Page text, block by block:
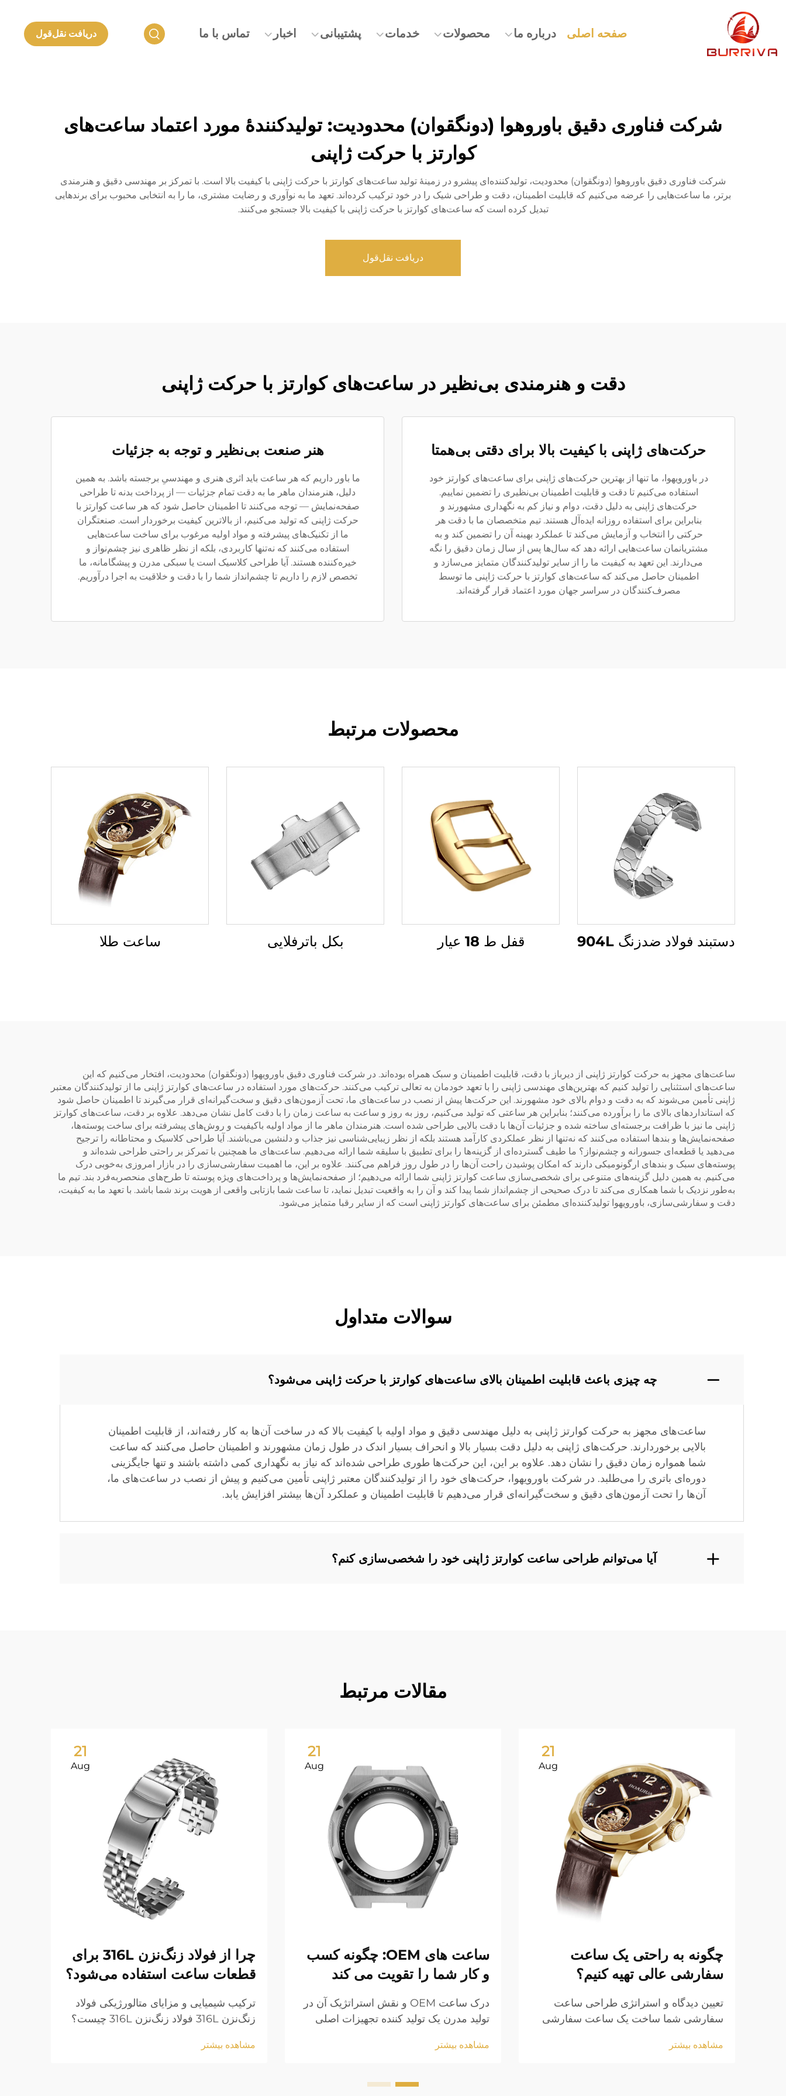
صفحه اصلی درباره ما محصولات خدمات پشتیبانی اخبار تماس با ما دریافت نقل‌قول
شرکت فناوری دقیق باوروهوا (دونگقوان) محدودیت: تولیدکنندهٔ مورد اعتماد ساعت‌های
کوارتز با حرکت ژاپنی
شرکت فناوری دقیق باوروهوا (دونگقوان) محدودیت، تولیدکننده‌ای پیشرو در زمینهٔ تولید ساعت‌های کوارتز با حرکت ژاپنی با کیفیت بالا است. با تمرکز بر مهندسی دقیق و هنرمندی
برتر، ما ساعت‌هایی را عرضه می‌کنیم که قابلیت اطمینان، دقت و طراحی شیک را در خود ترکیب کرده‌اند. تعهد ما به نوآوری و رضایت مشتری، ما را به انتخابی محبوب برای برندهایی
تبدیل کرده است که ساعت‌های کوارتز با حرکت ژاپنی با کیفیت بالا جستجو می‌کنند.
دریافت نقل‌قول
دقت و هنرمندی بی‌نظیر در ساعت‌های کوارتز با حرکت ژاپنی
حرکت‌های ژاپنی با کیفیت بالا برای دقتی بی‌همتا
در باورویهوا، ما تنها از بهترین حرکت‌های ژاپنی برای ساعت‌های کوارتز خود
استفاده می‌کنیم تا دقت و قابلیت اطمینان بی‌نظیری را تضمین نماییم.
حرکت‌های ژاپنی به دلیل دقت، دوام و نیاز کم به نگهداری مشهورند و
بنابراین برای استفاده روزانه ایده‌آل هستند. تیم متخصصان ما با دقت هر
حرکتی را انتخاب و آزمایش می‌کند تا عملکرد بهینه آن را تضمین کند و به
مشتریانمان ساعت‌هایی ارائه دهد که سال‌ها پس از سال زمان دقیق را نگه
می‌دارند. این تعهد به کیفیت ما را از سایر تولیدکنندگان متمایز می‌سازد و
اطمینان حاصل می‌کند که ساعت‌های کوارتز با حرکت ژاپنی ما توسط
مصرف‌کنندگان در سراسر جهان مورد اعتماد قرار گرفته‌اند.
هنر صنعت بی‌نظیر و توجه به جزئیات
ما باور داریم که هر ساعت باید اثری هنری و مهندسیِ برجسته باشد. به همین
دلیل، هنرمندان ماهر ما به دقت تمام جزئیات — از پرداخت بدنه تا طراحی
صفحه‌نمایش — توجه می‌کنند تا اطمینان حاصل شود که هر ساعت کوارتز با
حرکت ژاپنی که تولید می‌کنیم، از بالاترین کیفیت برخوردار است. صنعتگران
ما از تکنیک‌های پیشرفته و مواد اولیه مرغوب برای ساخت ساعت‌هایی
استفاده می‌کنند که نه‌تنها کاربردی، بلکه از نظر ظاهری نیز چشم‌نواز و
خیره‌کننده هستند. آیا طراحی کلاسیک است یا سبکی مدرن و پیشگامانه، ما
تخصص لازم را داریم تا چشم‌انداز شما را با دقت و خلاقیت به اجرا درآوریم.
محصولات مرتبط
دستبند فولاد ضدزنگ 904L قفل ط 18 عیار بکل باترفلایی ساعت طلا
ساعت‌های مجهز به حرکت کوارتز ژاپنی از دیرباز با دقت، قابلیت اطمینان و سبک همراه بوده‌اند. در شرکت فناوری دقیق باورویهوا (دونگقوان) محدودیت، افتخار می‌کنیم که این
ساعت‌های استثنایی را تولید کنیم که بهترین‌های مهندسی ژاپنی را با تعهد خودمان به تعالی ترکیب می‌کنند. حرکت‌های مورد استفاده در ساعت‌های کوارتز ژاپنی ما از تولیدکنندگان معتبر
ژاپنی تأمین می‌شوند که به دقت و دوام بالای خود مشهورند. این حرکت‌ها پیش از نصب در ساعت‌های ما، تحت آزمون‌های دقیق و سخت‌گیرانه‌ای قرار می‌گیرند تا اطمینان حاصل شود
که استانداردهای بالای ما را برآورده می‌کنند؛ بنابراین هر ساعتی که تولید می‌کنیم، روز به روز و ساعت به ساعت زمان را با دقت کامل نشان می‌دهد. علاوه بر دقت، ساعت‌های کوارتز
ژاپنی ما نیز با ظرافت برجسته‌ای ساخته شده و جزئیات آن‌ها با دقت بالایی طراحی شده است. هنرمندان ماهر ما از مواد اولیه باکیفیت و روش‌های پیشرفته برای ساخت پوسته‌ها،
صفحه‌نمایش‌ها و بند‌ها استفاده می‌کنند که نه‌تنها از نظر عملکردی کارآمد هستند بلکه از نظر زیبایی‌شناسی نیز جذاب و دلنشین می‌باشند. آیا طراحی کلاسیک و محتاطانه را ترجیح
می‌دهید یا قطعه‌ای جسورانه و چشم‌نواز؟ ما طیف گسترده‌ای از گزینه‌ها را برای تطبیق با سلیقه شما ارائه می‌دهیم. ساعت‌های ما همچنین با تمرکز بر راحتی طراحی شده‌اند و
پوسته‌های سبک و بند‌های ارگونومیکی دارند که امکان پوشیدن راحت آن‌ها را در طول روز فراهم می‌کنند. علاوه بر این، ما اهمیت سفارشی‌سازی را در بازار امروزی به‌خوبی درک
می‌کنیم. به همین دلیل گزینه‌های متنوعی برای شخصی‌سازی ساعت کوارتز ژاپنی شما ارائه می‌دهیم؛ از صفحه‌نمایش‌ها و پرداخت‌های ویژه پوسته تا طرح‌های منحصر‌به‌فرد بند. تیم ما
به‌طور نزدیک با شما همکاری می‌کند تا درک صحیحی از چشم‌انداز شما پیدا کند و آن را به واقعیت تبدیل نماید، تا ساعت شما بازتابی واقعی از هویت برند شما باشد. با تعهد ما به کیفیت،
دقت و سفارشی‌سازی، باورویهوا تولیدکننده‌ای مطمئن برای ساعت‌های کوارتز ژاپنی است که از سایر رقبا متمایز می‌شود.
سوالات متداول
چه چیزی باعث قابلیت اطمینان بالای ساعت‌های کوارتز با حرکت ژاپنی می‌شود؟
ساعت‌های مجهز به حرکت کوارتز ژاپنی به دلیل مهندسی دقیق و مواد اولیه با کیفیت بالا که در ساخت آن‌ها به کار رفته‌اند، از قابلیت اطمینان
بالایی برخوردارند. حرکت‌های ژاپنی به دلیل دقت بسیار بالا و انحراف بسیار اندک در طول زمان مشهورند و اطمینان حاصل می‌کنند که ساعت
شما همواره زمان دقیق را نشان دهد. علاوه بر این، این حرکت‌ها طوری طراحی شده‌اند که نیاز به نگهداری کمی داشته باشند و تنها جایگزینی
دوره‌ای باتری را می‌طلبد. در شرکت باورویهوا، حرکت‌های خود را از تولیدکنندگان معتبر ژاپنی تأمین می‌کنیم و پیش از نصب در ساعت‌های ما،
آن‌ها را تحت آزمون‌های دقیق و سخت‌گیرانه‌ای قرار می‌دهیم تا قابلیت اطمینان و عملکرد آن‌ها بیشتر افزایش یابد.
آیا می‌توانم طراحی ساعت کوارتز ژاپنی خود را شخصی‌سازی کنم؟
مقالات مرتبط
21
Aug
چگونه به راحتی یک ساعت
سفارشی عالی تهیه کنیم؟
تعیین دیدگاه و استراتژی طراحی ساعت
سفارشی شما ساخت یک ساعت سفارشی
اهداف زیبایی خود را با الزامات عملکردی
مشاهده بیشتر
21
Aug
ساعت های OEM: چگونه کسب
و کار شما را تقویت می کند
درک ساعت OEM و نقش استراتژیک آن در
تولید مدرن یک تولید کننده تجهیزات اصلی
استفاده از لوگو خود را می فروشند...
مشاهده بیشتر
21
Aug
چرا از فولاد زنگ‌نزن 316L برای
قطعات ساعت استفاده می‌شود؟
ترکیب شیمیایی و مزایای متالورژیکی فولاد
زنگ‌نزن 316L فولاد زنگ‌نزن 316L چیست؟
جزء خانواده آستنیتی است و عمدتاً از آهن به
مشاهده بیشتر